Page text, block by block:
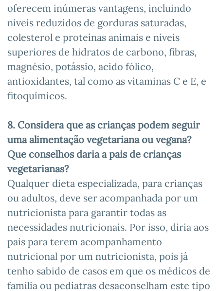
oferecem inúmeras vantagens, incluindo
níveis reduzidos de gorduras saturadas,
colesterol e proteínas animais e níveis
superiores de hidratos de carbono, fibras,
magnésio, potássio, acido fólico,
antioxidantes, tal como as vitaminas C e E, e
fitoquímicos.
8. Considera que as crianças podem seguir
uma alimentação vegetariana ou vegana?
Que conselhos daria a pais de crianças
vegetarianas?
Qualquer dieta especializada, para crianças
ou adultos, deve ser acompanhada por um
nutricionista para garantir todas as
necessidades nutricionais. Por isso, diria aos
pais para terem acompanhamento
nutricional por um nutricionista, pois já
tenho sabido de casos em que os médicos de
família ou pediatras desaconselham este tipo